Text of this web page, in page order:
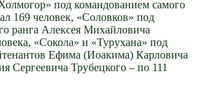
под командованием самого
169 человек, «Соловков» под
ранга Алексея Михайловича
«Сокола» и «Турухана» под
Ефима (Иоакима) Карловича
Сергеевича Трубецкого – по 111